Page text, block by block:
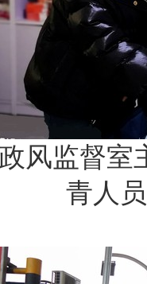
风监督室
青人